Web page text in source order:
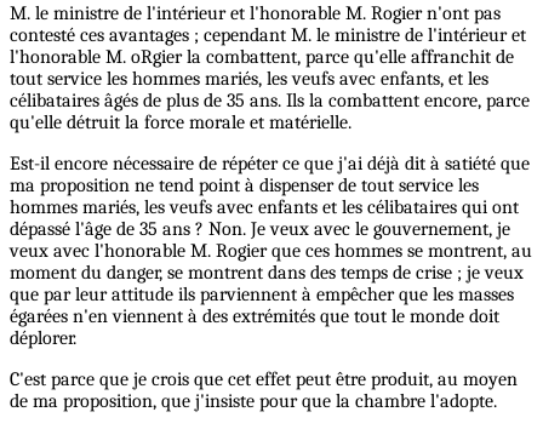
M. le ministre de l'intérieur et l'honorable M. Rogier n'ont pas
contesté ces avantages ; cependant M. le ministre de l'intérieur et
l'honorable M. oRgier la combattent, parce qu'elle affranchit de
tout service les hommes mariés, les veufs avec enfants, et les
célibataires âgés de plus de 35 ans. Ils la combattent encore, parce
qu'elle détruit la force morale et matérielle.
Est-il encore nécessaire de répéter ce que j'ai déjà dit à satiété que
ma proposition ne tend point à dispenser de tout service les
hommes mariés, les veufs avec enfants et les célibataires qui ont
dépassé l'âge de 35 ans ? Non. Je veux avec le gouvernement, je
veux avec l'honorable M. Rogier que ces hommes se montrent, au
moment du danger, se montrent dans des temps de crise ; je veux
que par leur attitude ils parviennent à empêcher que les masses
égarées n'en viennent à des extrémités que tout le monde doit
déplorer.
C'est parce que je crois que cet effet peut être produit, au moyen
de ma proposition, que j'insiste pour que la chambre l'adopte.